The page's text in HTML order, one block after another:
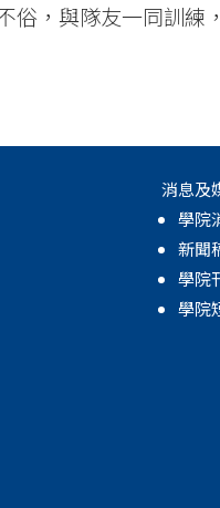
俗，與隊友一同訓練
消息及
學院
新聞
學院
學院